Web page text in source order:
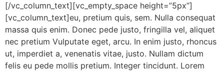
[/vc_column_text][vc_empty_space height=”5px”]
[vc_column_text]eu, pretium quis, sem. Nulla consequat
massa quis enim. Donec pede justo, fringilla vel, aliquet
nec pretium Vulputate eget, arcu. In enim justo, rhoncus
ut, imperdiet a, venenatis vitae, justo. Nullam dictum
felis eu pede mollis pretium. Integer tincidunt. Lorem